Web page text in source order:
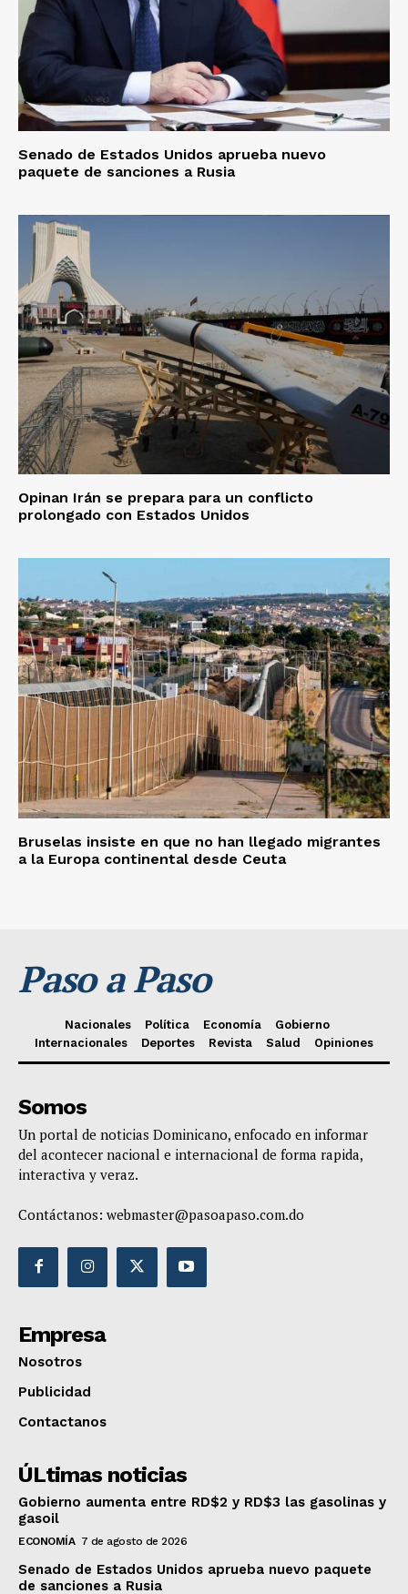
Senado de Estados Unidos aprueba nuevo
paquete de sanciones a Rusia
Opinan Irán se prepara para un conflicto
prolongado con Estados Unidos
Bruselas insiste en que no han llegado migrantes
a la Europa continental desde Ceuta
Paso a Paso
Nacionales Política Economía
Gobierno
Internacionales
Deportes Revista Salud Opiniones
Somos
Un portal de noticias Dominicano, enfocado en informar
del acontecer nacional e internacional de forma rapida,
interactiva y veraz.
Contáctanos: webmaster@pasoapaso.com.do
Empresa
Nosotros
Publicidad
Contactanos
ÚLtimas noticias
Gobierno aumenta entre RD$2 y RD$3 las gasolinas y
gasoil
ECONOMÍA 7 de agosto de 2026
Senado de Estados Unidos aprueba nuevo paquete
de sanciones a Rusia